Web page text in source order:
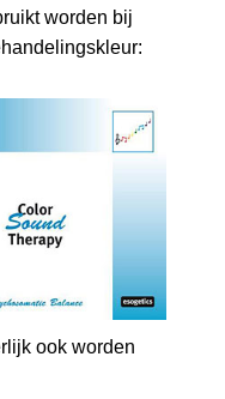
worden bij
ook worden